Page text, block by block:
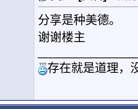
分享是种美德。
谢谢楼主
存在就是道理，